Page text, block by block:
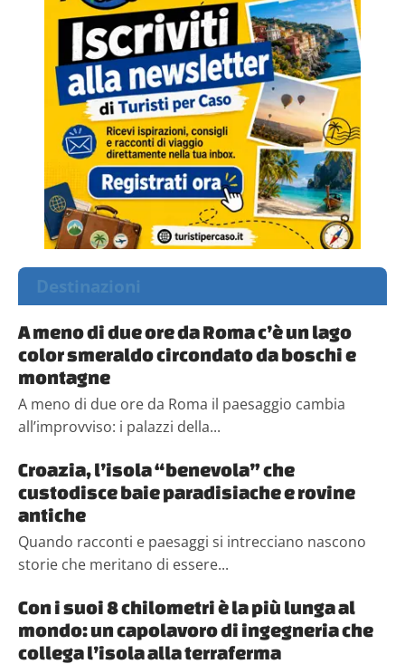
Destinazioni
A meno di due ore da Roma c’è un lago
color smeraldo circondato da boschi e
montagne
A meno di due ore da Roma il paesaggio cambia
all’improvviso: i palazzi della...
Croazia, l’isola “benevola” che
custodisce baie paradisiache e rovine
antiche
Quando racconti e paesaggi si intrecciano nascono
storie che meritano di essere...
Con i suoi 8 chilometri è la più lunga al
mondo: un capolavoro di ingegneria che
collega l’isola alla terraferma